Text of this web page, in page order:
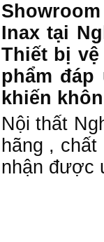
Inax tại
Thiết bị
phẩm
khiến
Nội thất
hãng ,
nhận được